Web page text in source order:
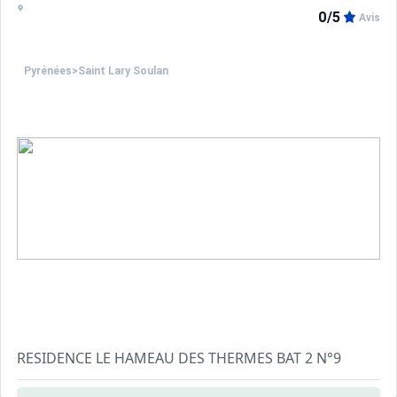
Pyrénées>Saint Lary Soulan
0/5 Avis
RESIDENCE LE HAMEAU DES THERMES BAT 2 N°9
T2 6 personnes - Environ 30 m²